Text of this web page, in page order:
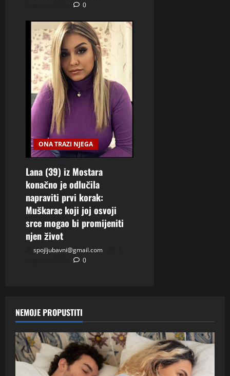
0
ONA TRAZI NJEGA
Lana (39) iz Mostara
konačno je odlučila
napraviti prvi korak:
Muškarac koji joj osvoji
srce mogao bi promijeniti
njen život
spojljubavni@gmail.com
0
NEMOJE PROPUSTITI